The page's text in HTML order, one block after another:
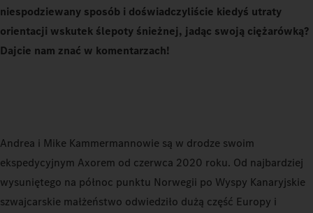
niespodziewany sposób i doświadczyliście kiedyś utraty
orientacji wskutek ślepoty śnieżnej, jadąc swoją ciężarówką?
Dajcie nam znać w komentarzach!
Andrea i Mike Kammermannowie są w drodze swoim
ekspedycyjnym Axorem od czerwca 2020 roku. Od najbardziej
wysuniętego na północ punktu Norwegii po Wyspy Kanaryjskie
szwajcarskie małżeństwo odwiedziło dużą część Europy i